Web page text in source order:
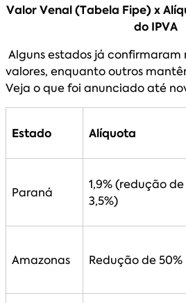
Valor Venal (Tabela Fipe) x
do IPVA
Alguns estados já confirmaram
valores, enquanto outros
Veja o que foi anunciado até
Estado Alíquota
Paraná
1,9% (redução de
3,5%)
Amazonas Redução de 50%